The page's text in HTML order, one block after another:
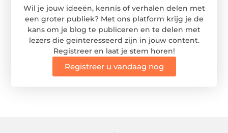
Wil je jouw ideeën, kennis of verhalen delen met
een groter publiek? Met ons platform krijg je de
kans om je blog te publiceren en te delen met
lezers die geïnteresseerd zijn in jouw content.
Registreer en laat je stem horen!
Registreer u vandaag nog